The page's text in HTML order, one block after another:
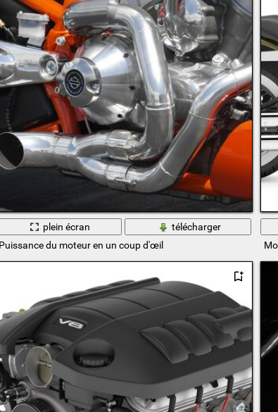
plein écran
télécharger
Puissance du moteur en un coup d'œil